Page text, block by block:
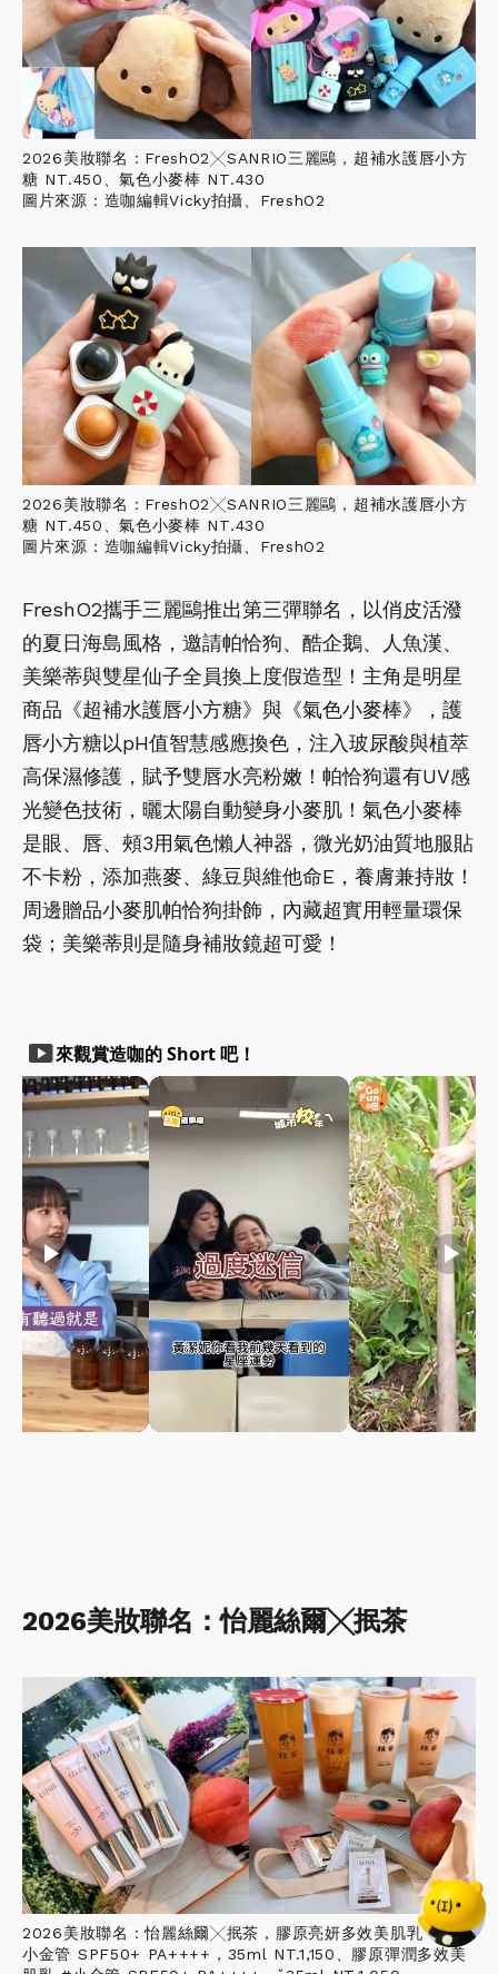
2026美妝聯名：FreshO2╳SANRIO三麗鷗，超補水護唇小方
糖 NT.450、氣色小麥棒 NT.430
圖片來源：造咖編輯Vicky拍攝、FreshO2
2026美妝聯名：FreshO2╳SANRIO三麗鷗，超補水護唇小方
糖 NT.450、氣色小麥棒 NT.430
圖片來源：造咖編輯Vicky拍攝、FreshO2
FreshO2攜手三麗鷗推出第三彈聯名，以俏皮活潑
的夏日海島風格，邀請帕恰狗、酷企鵝、人魚漢、
美樂蒂與雙星仙子全員換上度假造型！主角是明星
商品《超補水護唇小方糖》與《氣色小麥棒》，護
唇小方糖以pH值智慧感應換色，注入玻尿酸與植萃
高保濕修護，賦予雙唇水亮粉嫩！帕恰狗還有UV感
光變色技術，曬太陽自動變身小麥肌！氣色小麥棒
是眼、唇、頰3用氣色懶人神器，微光奶油質地服貼
不卡粉，添加燕麥、綠豆與維他命E，養膚兼持妝！
周邊贈品小麥肌帕恰狗掛飾，內藏超實用輕量環保
袋；美樂蒂則是隨身補妝鏡超可愛！
smart_display來觀賞造咖的 Short 吧！
play_arrow play_arrow play_arrow
2026美妝聯名：怡麗絲爾╳抿茶
2026美妝聯名：怡麗絲爾╳抿茶，膠原亮妍多效美肌乳 #蜜桃
小金管 SPF50+ PA++++，35ml NT.1,150、膠原彈潤多效美